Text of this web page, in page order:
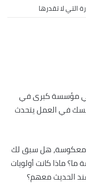
التي لا تقدرها
في مؤسسة كبرى في
في العمل يتحدث
معكوسة، هل سبق لك
ماذا كانت أولويات
الحديث معهم؟